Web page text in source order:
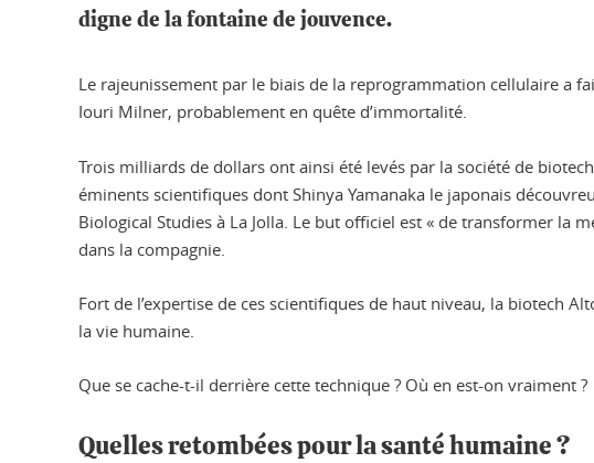
digne de la fontaine de jouvence.
Le rajeunissement par le biais de la reprogrammation cellulaire a
Iouri Milner, probablement en quête d’immortalité.
Trois milliards de dollars ont ainsi été levés par la société de
éminents scientifiques dont Shinya Yamanaka le japonais
Biological Studies à La Jolla. Le but officiel est « de transformer la
dans la compagnie.
Fort de l’expertise de ces scientifiques de haut niveau, la biotech
la vie humaine.
Que se cache-t-il derrière cette technique ? Où en est-on vraiment ?
Quelles retombées pour la santé humaine ?